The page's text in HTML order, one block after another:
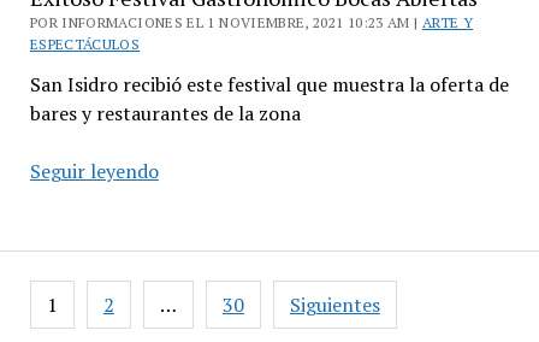
POR INFORMACIONES EL 1 NOVIEMBRE, 2021 10:23 AM | ARTE Y
ESPECTÁCULOS
San Isidro recibió este festival que muestra la oferta de
bares y restaurantes de la zona
Seguir leyendoExitoso
Bocas
Abiertas
Paginación
de
1 2 … 30 Siguientes